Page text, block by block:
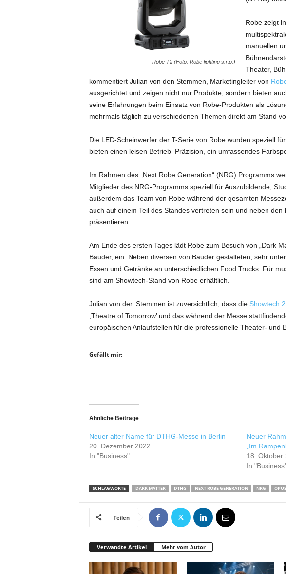
Robe T2 (Foto: Robe lighting s.r.o.)
Robe zeigt
manuellen
Theater,
kommentiert Julian von den Stemmen, Marketingleiter von
ausgerichtet und zeigen nicht nur Produkte, sondern bieten
seine Erfahrungen beim Einsatz von Robe-Produkten als
mehrmals täglich zu verschiedenen Themen direkt am Stand
Die LED-Scheinwerfer der T-Serie von Robe wurden speziell
bieten einen leisen Betrieb, Präzision, ein umfassendes
Im Rahmen des „Next Robe Generation“ (NRG) Programms
Mitglieder des NRG-Programms speziell für Auszubildende,
außerdem das Team von Robe während der gesamten
auch auf einem Teil des Standes vertreten sein und neben
präsentieren.
Am Ende des ersten Tages lädt Robe zum Besuch von „Dark
Bauder, ein. Neben diversen von Bauder gestalteten, sehr
Essen und Getränke an unterschiedlichen Food Trucks. Für
sind am Showtech-Stand von Robe erhältlich.
Julian von den Stemmen ist zuversichtlich, dass die Showtech
,Theatre of Tomorrow’ und das während der Messe
europäischen Anlaufstellen für die professionelle Theater- und
Gefällt mir:
Ähnliche Beiträge
Neuer alter Name für DTHG-Messe in Berlin
20. Dezember 2022
In "Business"
Neuer
„Im
18. Oktober
In
SCHLAGWORTE DARK MATTER DTHG NEXT ROBE GENERATION NRG OPUS
Teilen
Verwandte Artikel Mehr vom Autor